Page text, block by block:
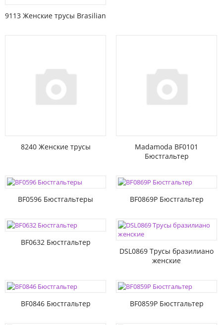
9113 Женские трусы Brasilian
8240 Женские трусы
Madamoda BF0101
Бюстгальтер
BF0596 Бюстгальтеры BF0869P Бюстгальтер
BF0632 Бюстгальтер
DSL0869 Трусы бразилиано
женские
BF0846 Бюстгальтер BF0859P Бюстгальтер